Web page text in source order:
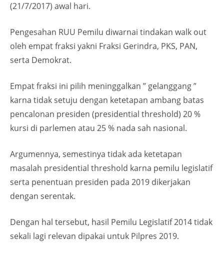
(21/7/2017) awal hari.
Pengesahan RUU Pemilu diwarnai tindakan walk out
oleh empat fraksi yakni Fraksi Gerindra, PKS, PAN,
serta Demokrat.
Empat fraksi ini pilih meninggalkan ” gelanggang ”
karna tidak setuju dengan ketetapan ambang batas
pencalonan presiden (presidential threshold) 20 %
kursi di parlemen atau 25 % nada sah nasional.
Argumennya, semestinya tidak ada ketetapan
masalah presidential threshold karna pemilu legislatif
serta penentuan presiden pada 2019 dikerjakan
dengan serentak.
Dengan hal tersebut, hasil Pemilu Legislatif 2014 tidak
sekali lagi relevan dipakai untuk Pilpres 2019.